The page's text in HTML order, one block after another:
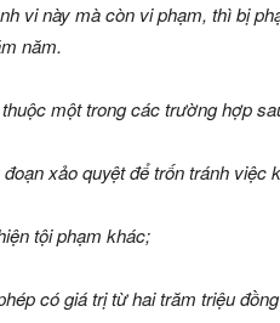
vi này mà còn vi phạm, thì bị
năm.
một trong các trường hợp
xảo quyệt để trốn tránh việc
tội phạm khác;
có giá trị từ hai trăm triệu